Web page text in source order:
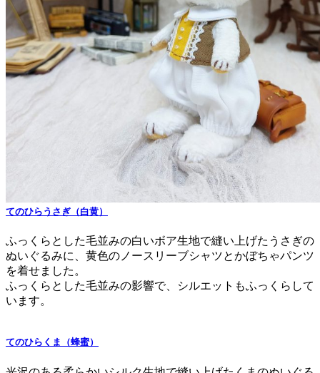
てのひらうさぎ（白黄）
ふっくらとした毛並みの白いボア生地で縫い上げたうさぎの
ぬいぐるみに、黄色のノースリーブシャツとかぼちゃパンツ
を着せました。
ふっくらとした毛並みの影響で、シルエットもふっくらして
います。
てのひらくま（蜂蜜）